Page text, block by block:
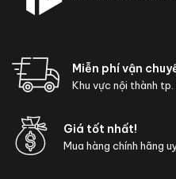
Miễn phí vận
Khu vực nội thành
Giá tốt nhất!
Mua hàng chính hãng